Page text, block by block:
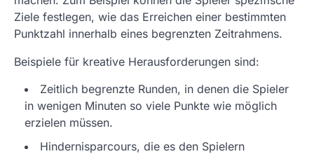
Ziele festlegen, wie das Erreichen einer bestimmten
Punktzahl innerhalb eines begrenzten Zeitrahmens.
Beispiele für kreative Herausforderungen sind:
Zeitlich begrenzte Runden, in denen die Spieler
in wenigen Minuten so viele Punkte wie möglich
erzielen müssen.
Hindernisparcours, die es den Spielern